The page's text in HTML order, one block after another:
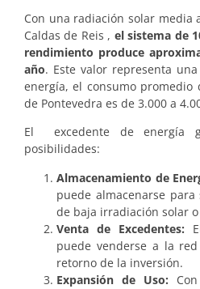
Con una radiación solar media
Caldas de Reis , el sistema de
rendimiento produce
año. Este valor representa
energía, el consumo
de Pontevedra es de 3.000 a
El excedente de energía
posibilidades:
Almacenamiento de
puede almacenarse
de baja irradiación solar
Venta de Excedentes:
puede venderse a la
retorno de la inversión.
Expansión de Uso: